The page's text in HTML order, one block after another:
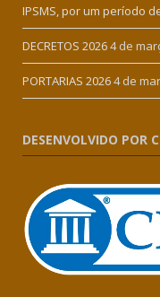
IPSMS, por um período
DECRETOS 20264 de
PORTARIAS 20264 de
DESENVOLVIDO POR